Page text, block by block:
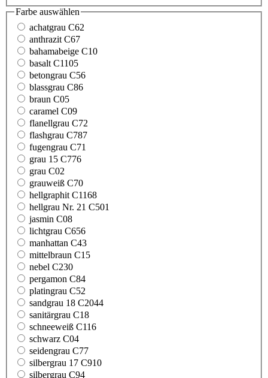
Farbe auswählen
achatgrau C62
anthrazit C67
bahamabeige C10
basalt C1105
betongrau C56
blassgrau C86
braun C05
caramel C09
flanellgrau C72
flashgrau C787
fugengrau C71
grau 15 C776
grau C02
grauweiß C70
hellgraphit C1168
hellgrau Nr. 21 C501
jasmin C08
lichtgrau C656
manhattan C43
mittelbraun C15
nebel C230
pergamon C84
platingrau C52
sandgrau 18 C2044
sanitärgrau C18
schneeweiß C116
schwarz C04
seidengrau C77
silbergrau 17 C910
silbergrau C94